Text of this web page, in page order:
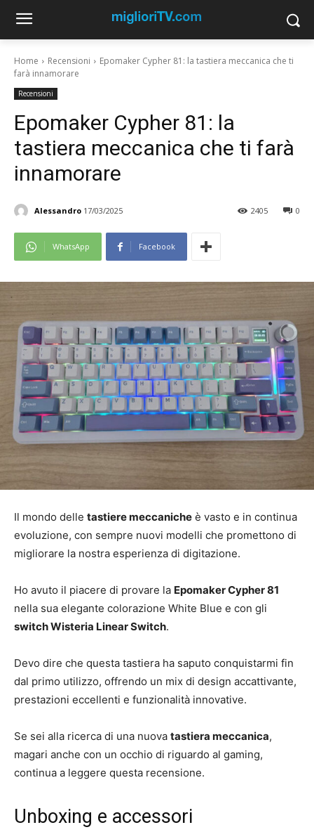
Home Recensioni
Epomaker Cypher 81: la tastiera meccanica che ti
farà innamorare
Recensioni
Epomaker Cypher 81: la
tastiera meccanica che ti farà
innamorare
Alessandro 17/03/2025 0
2405
WhatsApp Facebook
Il mondo delle tastiere meccaniche è vasto e in continua
evoluzione, con sempre nuovi modelli che promettono di
migliorare la nostra esperienza di digitazione.
Ho avuto il piacere di provare la Epomaker Cypher 81
nella sua elegante colorazione White Blue e con gli
switch Wisteria Linear Switch.
Devo dire che questa tastiera ha saputo conquistarmi fin
dal primo utilizzo, offrendo un mix di design accattivante,
prestazioni eccellenti e funzionalità innovative.
Se sei alla ricerca di una nuova tastiera meccanica,
magari anche con un occhio di riguardo al gaming,
continua a leggere questa recensione.
Unboxing e accessori